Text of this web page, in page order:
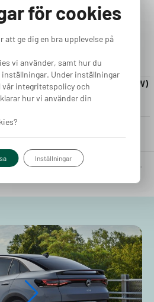
Laddkabel 5-20m (22kW)
Finns i lager
2 980kr
för cookies
att ge dig en bra upplevelse på
vi använder, samt hur du
Under inställningar
integritetspolicy och
hur vi använder din
Inställningar